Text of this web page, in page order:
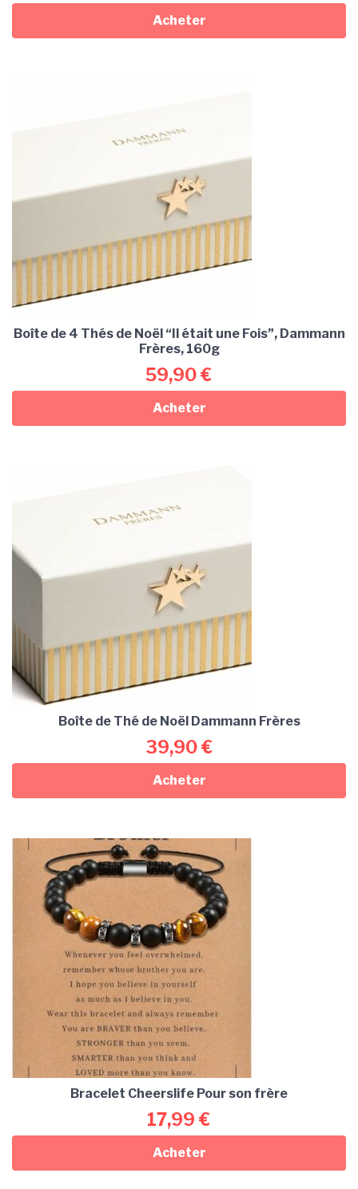
Acheter
Boîte de 4 Thés de Noël “Il était une Fois”, Dammann
Frères, 160g
59,90€
Acheter
Boîte de Thé de Noël Dammann Frères
39,90€
Acheter
Bracelet Cheerslife Pour son frère
17,99 €
Acheter